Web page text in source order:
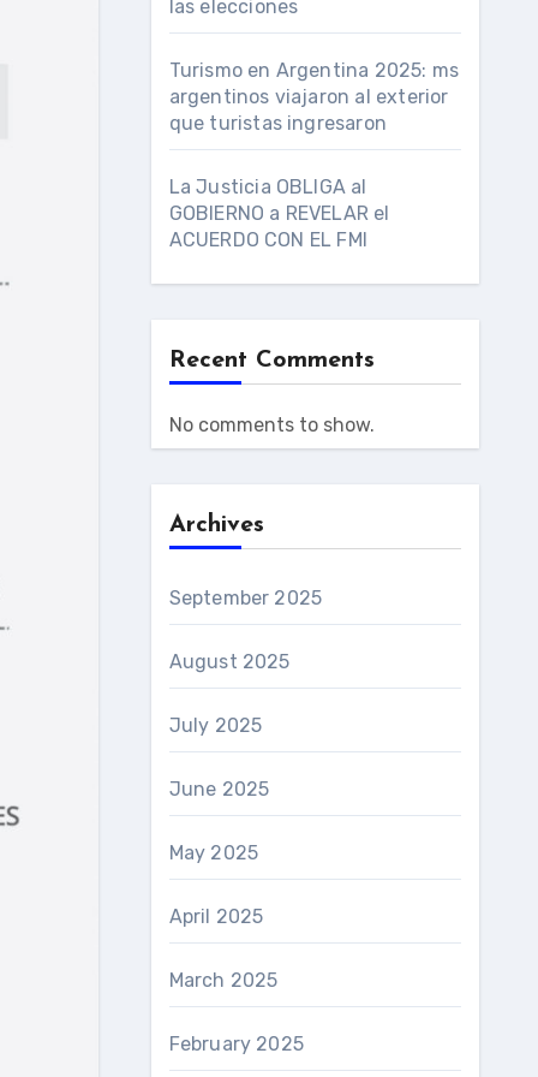
las elecciones
Turismo en Argentina 2025: ms
argentinos viajaron al exterior
que turistas ingresaron
La Justicia OBLIGA al
GOBIERNO a REVELAR el
ACUERDO CON EL FMI
Recent Comments
No comments to show.
Archives
September 2025
August 2025
July 2025
June 2025
May 2025
April 2025
March 2025
February 2025